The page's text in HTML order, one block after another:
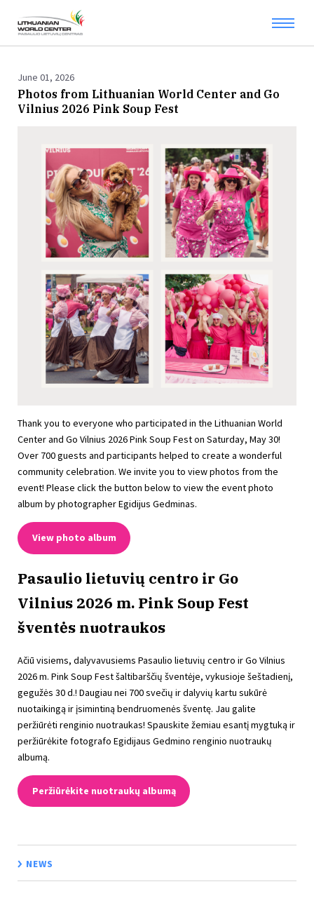
June 01, 2026
Photos from Lithuanian World Center and Go
Vilnius 2026 Pink Soup Fest
Thank you to everyone who participated in the Lithuanian World
Center and Go Vilnius 2026 Pink Soup Fest on Saturday, May 30!
Over 700 guests and participants helped to create a wonderful
community celebration. We invite you to view photos from the
event! Please click the button below to view the event photo
album by photographer Egidijus Gedminas.
View photo album
Pasaulio lietuvių centro ir Go
Vilnius 2026 m. Pink Soup Fest
šventės nuotraukos
Ačiū visiems, dalyvavusiems Pasaulio lietuvių centro ir Go Vilnius
2026 m. Pink Soup Fest šaltibarščių šventėje, vykusioje šeštadienį,
gegužės 30 d.! Daugiau nei 700 svečių ir dalyvių kartu sukūrė
nuotaikingą ir įsimintiną bendruomenės šventę. Jau galite
peržiūrėti renginio nuotraukas! Spauskite žemiau esantį mygtuką ir
peržiūrėkite fotografo Egidijaus Gedmino renginio nuotraukų
albumą.
Peržiūrėkite nuotraukų albumą
NEWS